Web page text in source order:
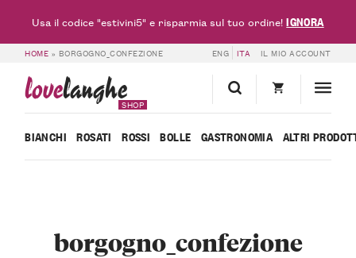
HOME » BORGOGNO_CONFEZIONE ENG ITA IL MIO ACCOUNT
lovelanghe
SHOP
BIANCHI ROSATI ROSSI BOLLE GASTRONOMIA ALTRI
borgogno_confezione
Usa il codice "estivini5" e risparmia sul tuo ordine!IGNORA